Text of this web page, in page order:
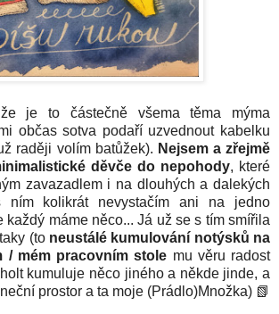
je to částečně všema těma mýma
občas sotva podaří uzvednout kabelku
raději volím batůžek). Nejsem a zřejmě
děvče do nepohody, které
zavazadlem i na dlouhých a dalekých
kolikrát nevystačím ani na jedno
každý máme něco... Já už se s tím smířila
(to neustálé kumulování notýsků na
/ mém pracovním stole mu věru radost
kumuluje něco jiného a někde jinde, a
prostor a ta moje (Prádlo)Množka) 📗